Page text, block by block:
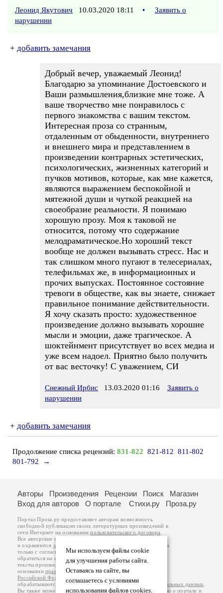
Леонид Якутович 10.03.2020 18:11 •
Заявить о
нарушении
+ добавить замечания
Добрый вечер, уважаемый Леонид!
Благодарю за упоминание Достоевского и
Ваши размышления,близкие мне тоже. А
ваше творчество мне понравилось с
первого знакомства с вашим текстом.
Интересная проза со странным,
отдаленным от обыденности, внутреннего
и внешнего мира и представлением в
произведении контрарных эстетических,
психологических, жизненных категорий и
пучков мотивов, которые, как мне кажется,
являются выражением беспокойной и
мятежной души и чуткой реакцией на
своеобразие реальности. Я понимаю
хорошую прозу. Моя к таковой не
относится, потому что содержание
мелодраматическое.Но хороший текст
вообще не должен вызывать стресс. Нас и
так слишком много пугают в телесериалах,
телефильмах же, в информационных и
прочих выпусках. Постоянное состояние
тревоги в обществе, как вы знаете, снижает
правильное понимание действительности.
Я хочу сказать просто: художественное
произведение должно вызывать хорошие
мысли и эмоции, даже трагическое. А
шоктейнмент присутствует во всех медиа и
уже всем надоел. Приятно было получить
от вас весточку! С уважением, СИ
Снежный Ирбис 13.03.2020 01:16
Заявить о
нарушении
+ добавить замечания
Продолжение списка рецензий: 831-822 821-812 811-802
801-792
→
Мы используем файлы cookie
для улучшения работы сайта.
Оставаясь на сайте, вы
соглашаетесь с условиями
использования файлов cookies.
Авторы Произведения Рецензии Поиск
Магазин
Вход для авторов
О портале Стихи.ру Проза.ру
Портал Проза.ру предоставляет авторам возможность
свободной публикации своих литературных произведений в
сети Интернет на основаниипользовательского договора
Все авторские права на произведения принадлежат авторам
и охраняются законом
. Перепечатка произведений возможна
только с согласия его автора, к которому вы можете
обратиться на его авторской странице. Ответственность за
тексты произведений авторы несут самостоятельно на
основанииправил публикацииизаконодательства
Российской Федерации
обрабатываются на основанииПолитики обработки персональных данных
Вы также можете посмотреть более подробнуюинформацию о портале и